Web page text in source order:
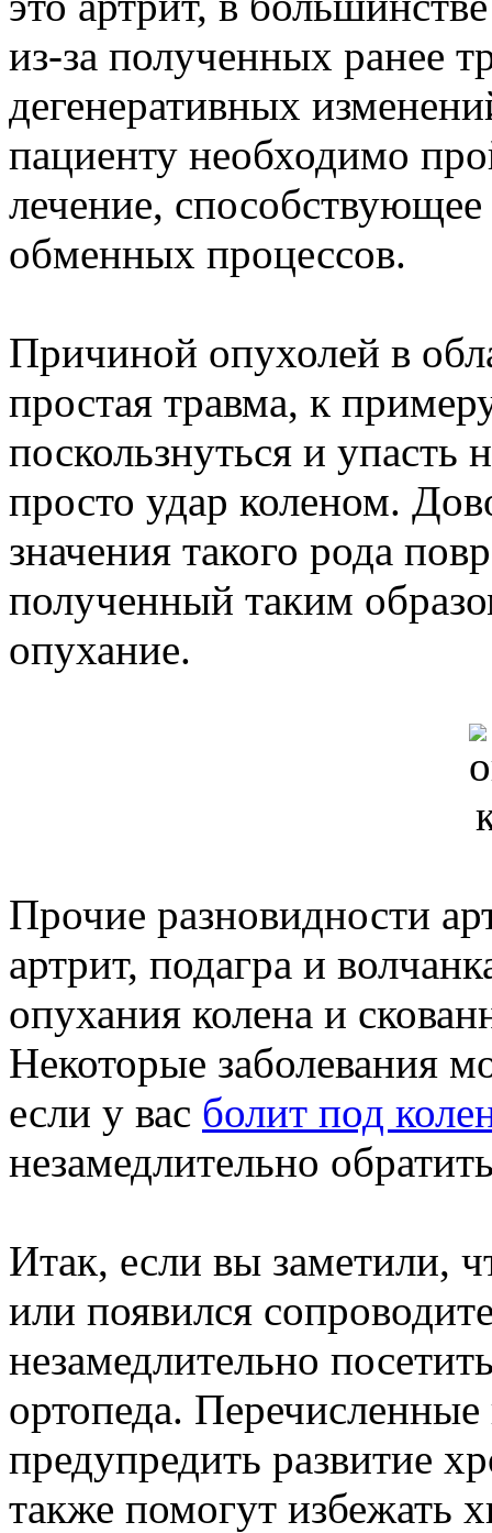
из-за полученных ранее
дегенеративных
пациенту необходимо
лечение,
обменных процессов.
Причиной опухолей в
простая травма, к
поскользнуться и упасть
просто удар коленом.
значения такого рода
полученный таким
опухание.
Прочие разновидности
артрит, подагра и
опухания колена и
Некоторые заболевания
если у вас болит под
незамедлительно
Итак, если вы заметили,
или появился
незамедлительно
ортопеда.
предупредить развитие
также помогут избежать